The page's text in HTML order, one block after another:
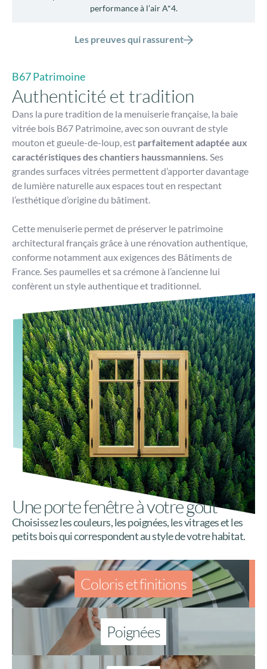
performance à l’air A*4.
Les preuves qui rassurent
B67 Patrimoine
Authenticité et tradition
Dans la pure tradition de la menuiserie française, la baie
vitrée bois B67 Patrimoine, avec son ouvrant de style
mouton et gueule-de-loup, est parfaitement adaptée aux
caractéristiques des chantiers haussmanniens. Ses
grandes surfaces vitrées permettent d’apporter davantage
de lumière naturelle aux espaces tout en respectant
l’esthétique d’origine du bâtiment.
Cette menuiserie permet de préserver le patrimoine
architectural français grâce à une rénovation authentique,
conforme notamment aux exigences des Bâtiments de
France. Ses paumelles et sa crémone à l’ancienne lui
confèrent un style authentique et traditionnel.
Une porte fenêtre à votre goût
Choisissez les couleurs, les poignées, les vitrages et les
petits bois qui correspondent au style de votre habitat.
Coloris et finitions
Poignées